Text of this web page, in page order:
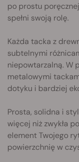
po prostu
spełni swoją rolę.
Każda tacka z
subtelnymi
niepowtarzalną. W
metalowymi
dotyku i bardziej
Prosta, solidna i
więcej niż zwykła
element Twojego
powierzchnię w